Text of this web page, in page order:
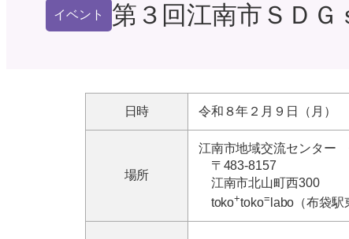
イベント 第３回江南市ＳＤ
日時 令和８年２月９日（月）
場所
江南市地域交流センター
〒483-8157
江南市北山町西300
toko+toko= labo（布袋